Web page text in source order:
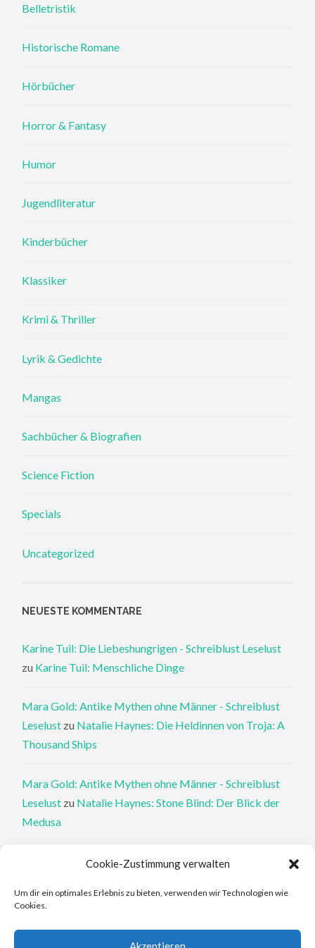
Cookie-Zustimmung verwalten
Um dir ein optimales Erlebnis zu bieten, verwenden wir Technologien wie
Cookies.
Belletristik
Historische Romane
Hörbücher
Horror & Fantasy
Humor
Jugendliteratur
Kinderbücher
Klassiker
Krimi & Thriller
Lyrik & Gedichte
Mangas
Sachbücher & Biografien
Science Fiction
Specials
Uncategorized
NEUESTE KOMMENTARE
Karine Tuil: Die Liebeshungrigen - Schreiblust Leselust
zu Karine Tuil: Menschliche Dinge
Mara Gold: Antike Mythen ohne Männer - Schreiblust
Leselust zu Natalie Haynes: Die Heldinnen von Troja: A
Thousand Ships
Mara Gold: Antike Mythen ohne Männer - Schreiblust
Leselust zu Natalie Haynes: Stone Blind: Der Blick der
Medusa
Philippa Perry: Die Therapeutin und ihre Mörder: Dr. Pat
Philippa Perry: Das Buch, von dem du dir wünschst, deine